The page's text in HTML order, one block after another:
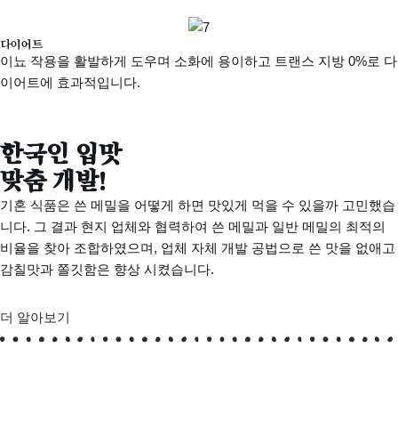
다이어트
이뇨 작용을 활발하게 도우며 소화에 용이하고 트랜스 지방 0%로 다
이어트에 효과적입니다.
한국인 입맛
맞춤 개발!
기혼 식품은 쓴 메밀을 어떻게 하면 맛있게 먹을 수 있을까 고민했습
니다. 그 결과 현지 업체와 협력하여 쓴 메밀과 일반 메밀의 최적의
비율을 찾아 조합하였으며, 업체 자체 개발 공법으로 쓴 맛을 없애고
감칠맛과 쫄깃함은 향상 시켰습니다.
더 알아보기